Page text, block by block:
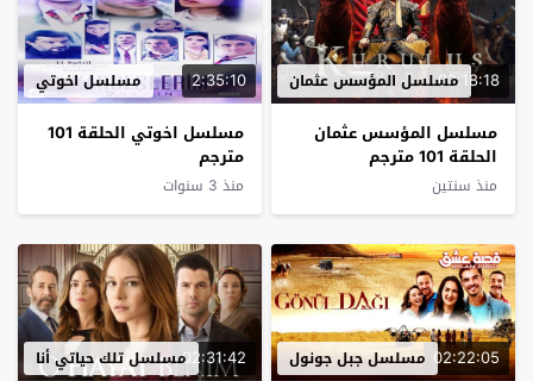
02:18:18مسلسل المؤسس عثمان
مسلسل المؤسس عثمان
الحلقة 101 مترجم
منذ سنتين
2:35:10 مسلسل اخوتي
مسلسل اخوتي الحلقة 101
مترجم
منذ 3 سنوات
02:22:05 مسلسل جبل جونول 02:31:42مسلسل تلك حياتي أنا